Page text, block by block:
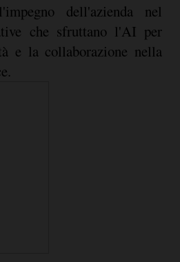
dell'azienda nel
che sfruttano l'AI per
e la collaborazione nella